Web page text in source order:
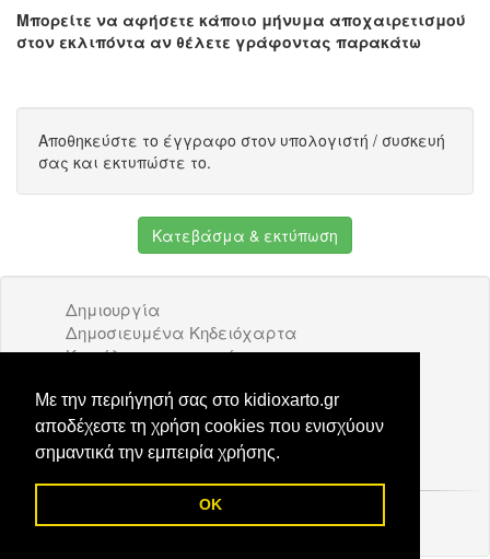
Με την περιήγησή σας στο kidioxarto.gr
αποδέχεστε τη χρήση cookies που ενισχύουν
σημαντικά την εμπειρία χρήσης.
OK
Μπορείτε να αφήσετε κάποιο μήνυμα αποχαιρετισμού
στον εκλιπόντα αν θέλετε γράφοντας παρακάτω
Αποθηκεύστε το έγγραφο στον υπολογιστή / συσκευή
σας και εκτυπώστε το.
Κατεβάσμα & εκτύπωση
Δημιουργία
Δημοσιευμένα Κηδειόχαρτα
Κατάλογος επιχειρήσεων
Διαφήμιση
Επικοινωνία
© 2026 Kidioxarto.gr /Επικοινωνία